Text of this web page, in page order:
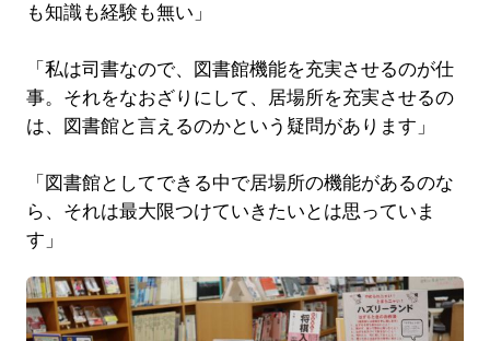
も知識も経験も無い」
「私は司書なので、図書館機能を充実させるのが仕
事。それをなおざりにして、居場所を充実させるの
は、図書館と言えるのかという疑問があります」
「図書館としてできる中で居場所の機能があるのな
ら、それは最大限つけていきたいとは思っていま
す」